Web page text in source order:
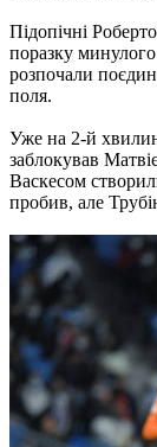
Підопічні
поразку
розпочали
поля.
Уже на 2-й
заблокував
Васкесом
пробив, але